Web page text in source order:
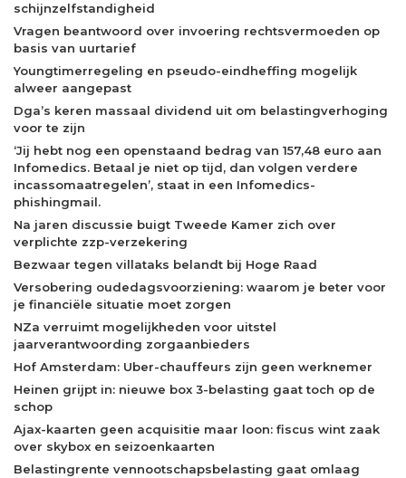
schijnzelfstandigheid
Vragen beantwoord over invoering rechtsvermoeden op
basis van uurtarief
Youngtimerregeling en pseudo-eindheffing mogelijk
alweer aangepast
Dga’s keren massaal dividend uit om belastingverhoging
voor te zijn
‘Jij hebt nog een openstaand bedrag van 157,48 euro aan
Infomedics. Betaal je niet op tijd, dan volgen verdere
incassomaatregelen’, staat in een Infomedics-
phishingmail.
Na jaren discussie buigt Tweede Kamer zich over
verplichte zzp-verzekering
Bezwaar tegen villataks belandt bij Hoge Raad
Versobering oudedagsvoorziening: waarom je beter voor
je financiële situatie moet zorgen
NZa verruimt mogelijkheden voor uitstel
jaarverantwoording zorgaanbieders
Hof Amsterdam: Uber-chauffeurs zijn geen werknemer
Heinen grijpt in: nieuwe box 3-belasting gaat toch op de
schop
Ajax-kaarten geen acquisitie maar loon: fiscus wint zaak
over skybox en seizoenkaarten
Belastingrente vennootschapsbelasting gaat omlaag